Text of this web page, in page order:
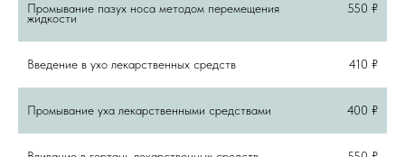
Промывание пазух носа методом перемещения
жидкости
550 ₽
Введение в ухо лекарственных средств 410 ₽
Промывание уха лекарственными средствами 400 ₽